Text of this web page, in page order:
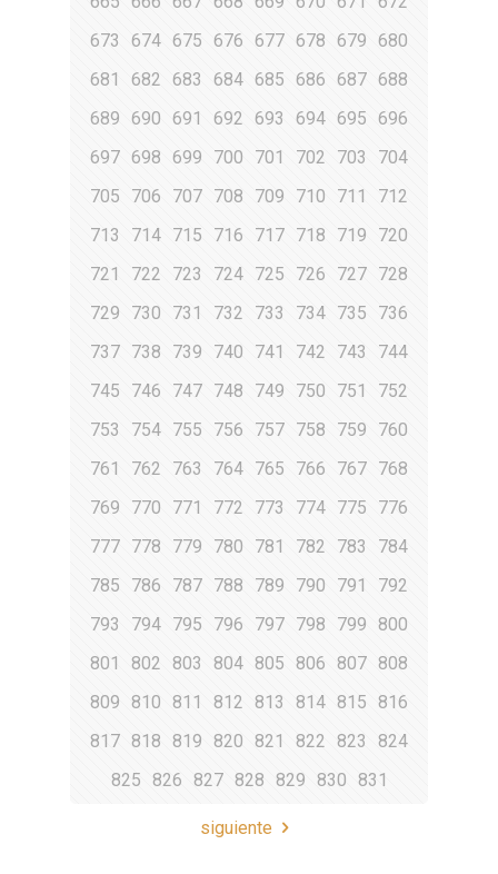
673
674 675 676 677 678 679
680
681
682 683 684 685 686 687 688
689
690 691 692 693 694 695
696
697 698 699 700 701 702 703
704
705
706 707 708 709 710 711
712
713
714 715 716 717 718 719
720
721
722 723 724 725 726 727 728
729
730 731 732 733 734 735
736
737 738 739 740 741 742 743
744
745
746 747 748 749 750 751
752
753
754 755 756 757 758 759
760
761
762 763 764 765 766 767 768
769
770 771 772 773 774 775
776
777 778 779 780 781 782 783
784
785
786 787 788 789 790 791
792
793
794 795 796 797 798 799
800
801
802 803 804 805 806 807 808
809
810 811 812 813 814 815
816
817 818 819 820 821 822 823
824
825
826 827 828 829 830 831
siguiente